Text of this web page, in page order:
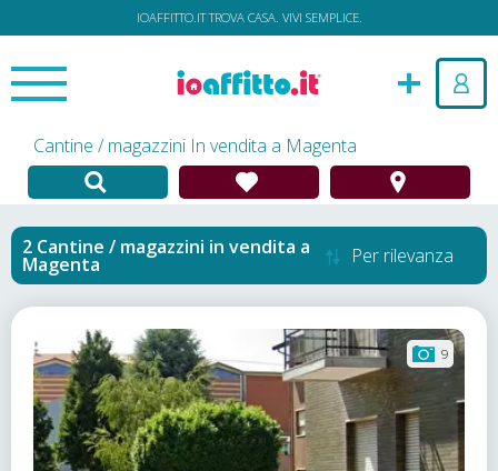
IOAFFITTO.IT TROVA CASA. VIVI SEMPLICE.
Cantine / magazzini In vendita a Magenta
Cantine / magazzini in vendita a
Magenta Per rilevanza
9